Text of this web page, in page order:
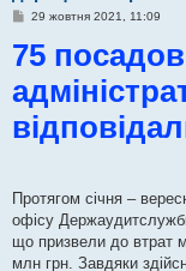
П
в
о
м
л
е
29 жовтня 2021, 11:09
75
Протягом січня –
офісу
що призвели до втрат
млн грн. Завдяки